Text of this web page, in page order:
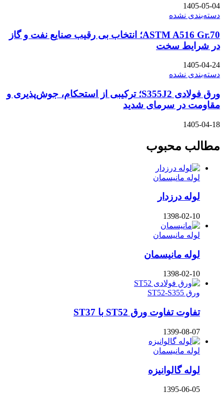
1405-05-04
دسته‌بندی نشده
ASTM A516 Gr.70؛ انتخاب بی رقیب صنایع نفت و گاز
در شرایط سخت
1405-04-24
دسته‌بندی نشده
ورق فولادی S355J2؛ ترکیبی از استحکام، جوش‌پذیری و
مقاومت در سرمای شدید
1405-04-18
مطالب محبوب
لوله مانیسمان
لوله درزدار
1398-02-10
لوله مانیسمان
لوله مانیسمان
1398-02-10
ورق ST52-S355
تفاوت تفاوت ورق ST52 با ST37
1399-08-07
لوله مانیسمان
لوله گالوانیزه
1395-06-05